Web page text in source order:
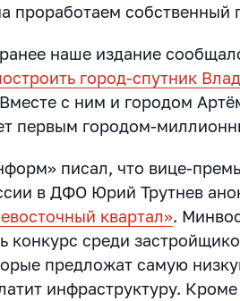
проработаем собственный
наше издание
город-спутник
с ним и городом
первым городом-
писал, что вице-
в ДФО Юрий Трутнев
квартал».
конкурс среди
предложат самую
инфраструктуру.